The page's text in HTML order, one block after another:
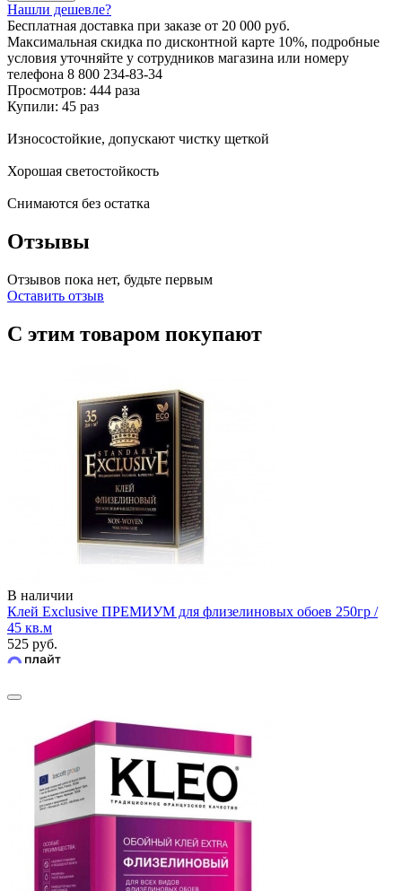
Нашли дешевле?
Бесплатная доставка при заказе от 20 000 руб.
Максимальная скидка по дисконтной карте 10%, подробные
условия уточняйте у сотрудников магазина или номеру
телефона 8 800 234-83-34
Просмотров: 444 раза
Купили: 45 раз
Износостойкие, допускают чистку щеткой
Хорошая светостойкость
Снимаются без остатка
Отзывы
Отзывов пока нет, будьте первым
Оставить отзыв
С этим товаром покупают
В наличии
Клей Exclusive ПРЕМИУМ для флизелиновых обоев 250гр /
45 кв.м
525 руб.